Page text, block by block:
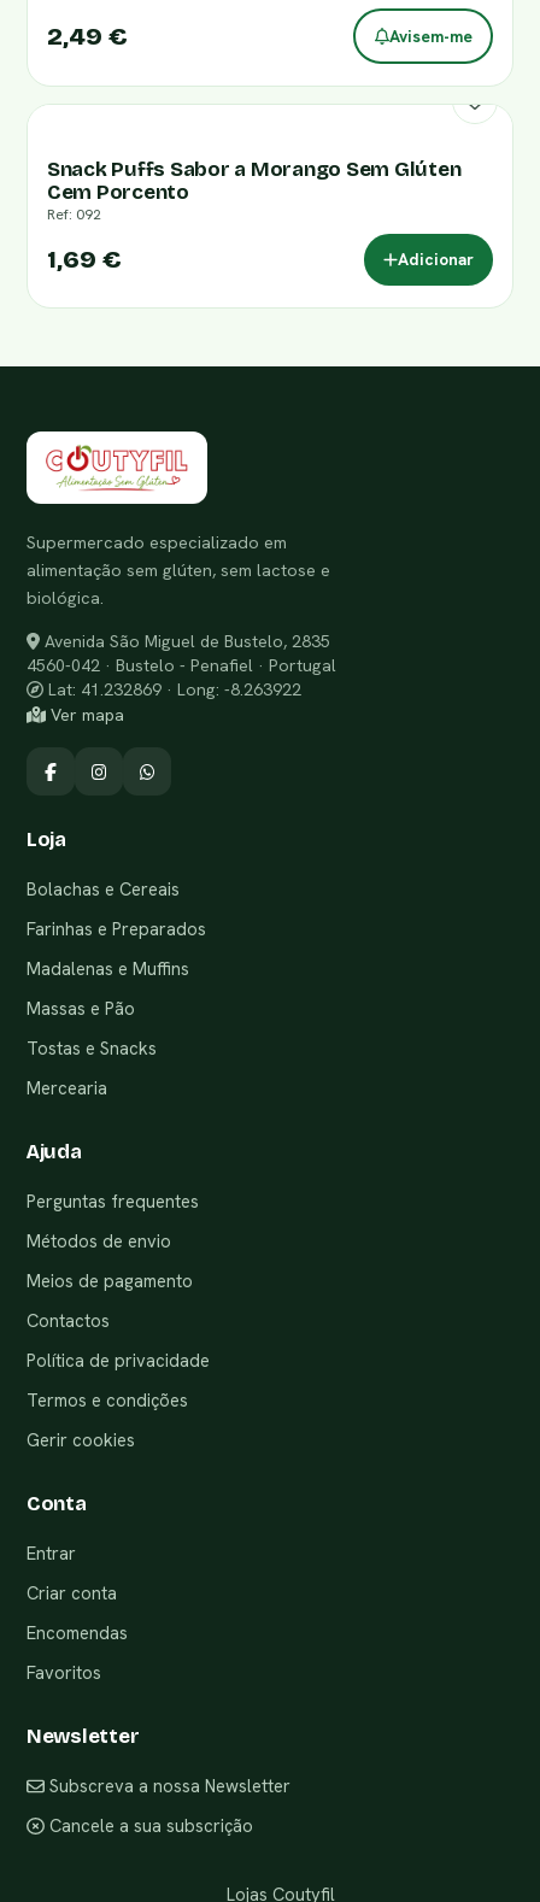
2,49 € Avisem-me
Snack Puffs Sabor a Morango Sem Glúten
Cem Porcento
Ref: 092
1,69 € Adicionar
Supermercado especializado em
alimentação sem glúten, sem lactose e
biológica.
Avenida São Miguel de Bustelo, 2835
4560-042 · Bustelo - Penafiel · Portugal
Lat: 41.232869 · Long: -8.263922
Ver mapa
Loja
Bolachas e Cereais
Farinhas e Preparados
Madalenas e Muffins
Massas e Pão
Tostas e Snacks
Mercearia
Ajuda
Perguntas frequentes
Métodos de envio
Meios de pagamento
Contactos
Política de privacidade
Termos e condições
Gerir cookies
Conta
Entrar
Criar conta
Encomendas
Favoritos
Newsletter
Subscreva a nossa Newsletter
Cancele a sua subscrição
Lojas Coutyfil